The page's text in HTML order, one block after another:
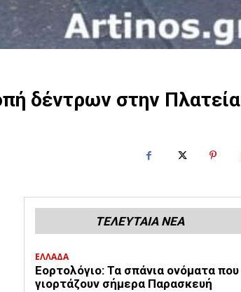
δέντρων στην Πλατεία
ΤΕΛΕΥΤΑΙΑ ΝΕΑ
ΕΛΛΑΔΑ
Εορτολόγιο: Τα σπάνια ονόματα που
γιορτάζουν σήμερα Παρασκευή